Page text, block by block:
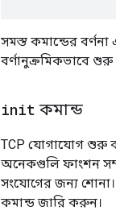
সমস্ত কমান্ডের
বর্ণানুক্রমিকভাবে শুরু
init কমান্ড
TCP যোগাযোগ শুরু
অনেকগুলি ফাংশন
সংযোগের জন্য
কমান্ড জারি করুন।